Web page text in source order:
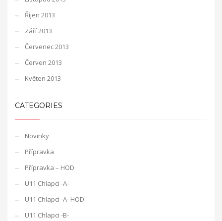
Říjen 2013
Září 2013
Červenec 2013
Červen 2013
Květen 2013
CATEGORIES
Novinky
Přípravka
Přípravka – HOD
U11 Chlapci -A-
U11 Chlapci -A- HOD
U11 Chlapci -B-